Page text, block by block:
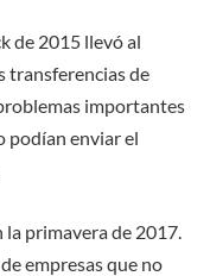
de 2015 llevó al
transferencias de
importantes
podían enviar el
la primavera de 2017.
empresas que no